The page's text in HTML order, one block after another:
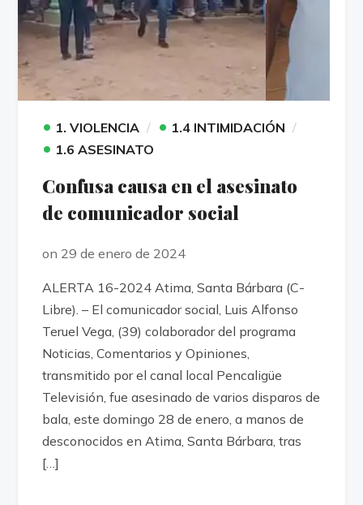
• 1. VIOLENCIA • 1.4 INTIMIDACIÓN
• 1.6 ASESINATO
Confusa causa en el asesinato
de comunicador social
on 29 de enero de 2024
ALERTA 16-2024 Atima, Santa Bárbara (C-
Libre). – El comunicador social, Luis Alfonso
Teruel Vega, (39) colaborador del programa
Noticias, Comentarios y Opiniones,
transmitido por el canal local Pencaligüe
Televisión, fue asesinado de varios disparos de
bala, este domingo 28 de enero, a manos de
desconocidos en Atima, Santa Bárbara, tras
[…]